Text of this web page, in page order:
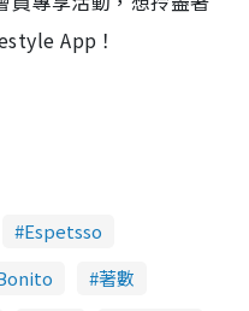
App！
Espetsso
著數